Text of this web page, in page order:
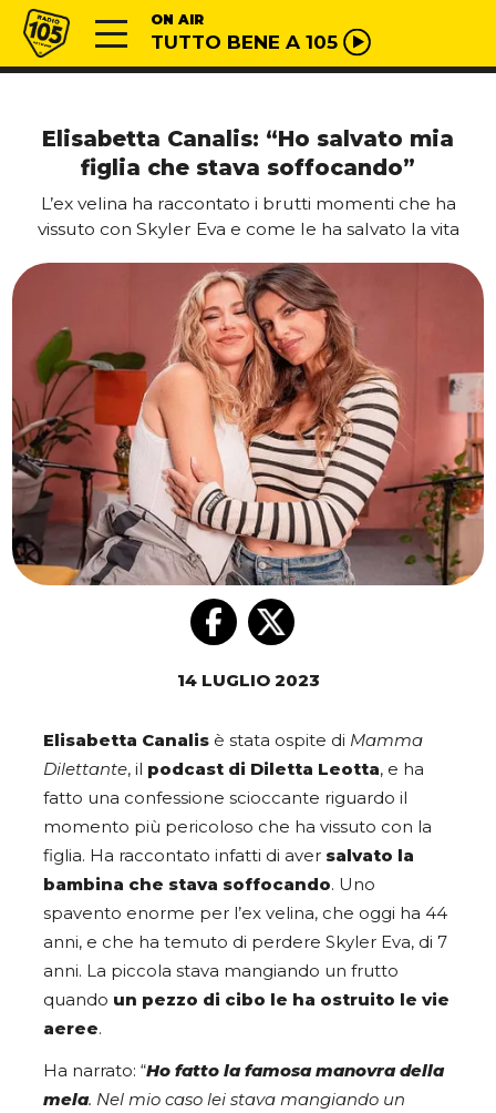
Vai al contenuto
Radio 105 ON AIR
TUTTO BENE A 105
Elisabetta Canalis: “Ho salvato mia
figlia che stava soffocando”
L’ex velina ha raccontato i brutti momenti che ha
vissuto con Skyler Eva e come le ha salvato la vita
14 LUGLIO 2023
Elisabetta Canalis è stata ospite di Mamma
Dilettante, il podcast di Diletta Leotta, e ha
fatto una confessione scioccante riguardo il
momento più pericoloso che ha vissuto con la
figlia. Ha raccontato infatti di aver salvato la
bambina che stava soffocando. Uno
spavento enorme per l’ex velina, che oggi ha 44
anni, e che ha temuto di perdere Skyler Eva, di 7
anni. La piccola stava mangiando un frutto
quando un pezzo di cibo le ha ostruito le vie
aeree.
Ha narrato: “Ho fatto la famosa manovra della
mela. Nel mio caso lei stava mangiando un